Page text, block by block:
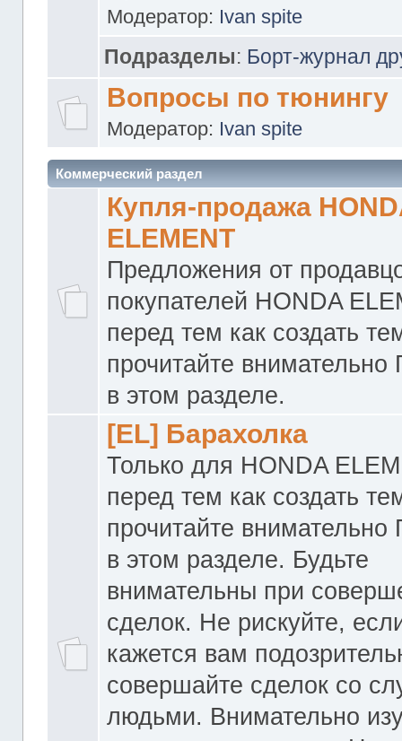
Модератор: Ivan spite
Подразделы: Борт-журнал
Вопросы по тюнингу
Модератор: Ivan spite
Коммерческий раздел
Купля-продажа
ELEMENT
Предложения от
покупателей HONDA
перед тем как создать
прочитайте
в этом разделе.
[EL] Барахолка
Только для HONDA
перед тем как создать
прочитайте
в этом разделе. Будьте
внимательны при
сделок. Не рискуйте,
кажется вам
совершайте сделок со
людьми. Внимательно